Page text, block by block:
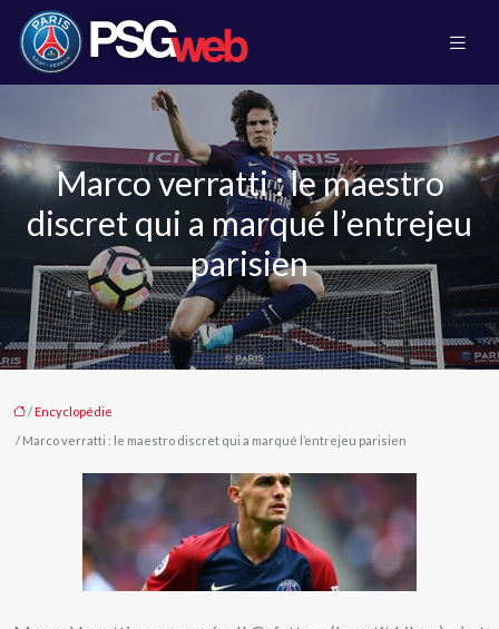
Marco verratti : le maestro
discret qui a marqué l’entrejeu
parisien
/Encyclopédie
/ Marco verratti : le maestro discret qui a marqué l’entrejeu parisien